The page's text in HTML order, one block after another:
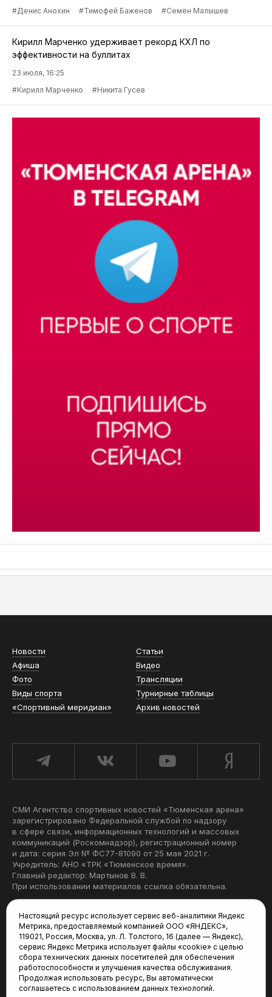
#Денис Анохин
#Тимофей Баженов #Семён Малышев
Кирилл Марченко удерживает рекорд КХЛ по
эффективности на буллитах
23 июля, 16:25
#Кирилл Марченко
#Никита Гусев
Новости
Статьи
Афиша
Видео
Фото
Трансляции
Виды спорта
Турнирные таблицы
«Спортивный меридиан»
Архив новостей
СМИ Агентство спортивных новостей «Тюменская арена»
зарегистрировано Федеральной службой по надзору
в сфере связи, информационных технологий и массовых
коммуникаций (Роскомнадзор), регистрационный номер
и дата: серия Эл № ФС77-81090 от 25 мая 2021 г.
Учредитель: АНО «ТРК «Тюменское время».
Главный редактор: Мартынов В. В.
При использовании материалов ссылка обязательна.
Редакция:
625035, Тюмень, пр. Геологоразведчиков, 28А
(3452) 68-22-28
tum-arena@mail.ru
Отдел продаж:
Настоящий ресурс использует сервис веб-аналитики Яндекс
Метрика, предоставляемый компанией ООО «ЯНДЕКС»,
119021, Россия, Москва, ул. Л. Толстого, 16 (далее — Яндекс),
сервис Яндекс Метрика использует файлы «cookie» с целью
сбора технических данных посетителей для обеспечения
работоспособности и улучшения качества обслуживания.
Продолжая использовать ресурс, Вы автоматически
соглашаетесь с использованием данных технологий.